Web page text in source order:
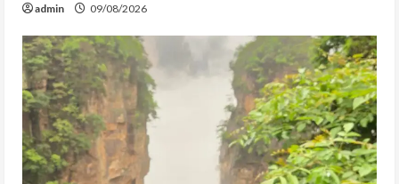
admin 09/08/2026